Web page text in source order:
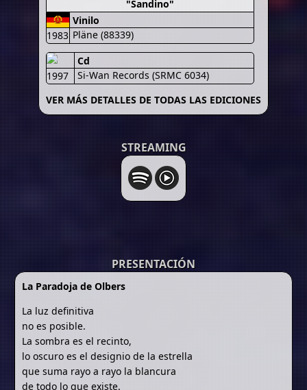
"Sandino"
1983
Vinilo
Pläne (88339)
1997
Cd
Si-Wan Records (SRMC 6034)
VER MÁS DETALLES DE TODAS LAS EDICIONES
STREAMING
PRESENTACIÓN
La Paradoja de Olbers
La luz definitiva
no es posible.
La sombra es el recinto,
lo oscuro es el designio de la estrella
que suma rayo a rayo la blancura
de todo lo que existe.